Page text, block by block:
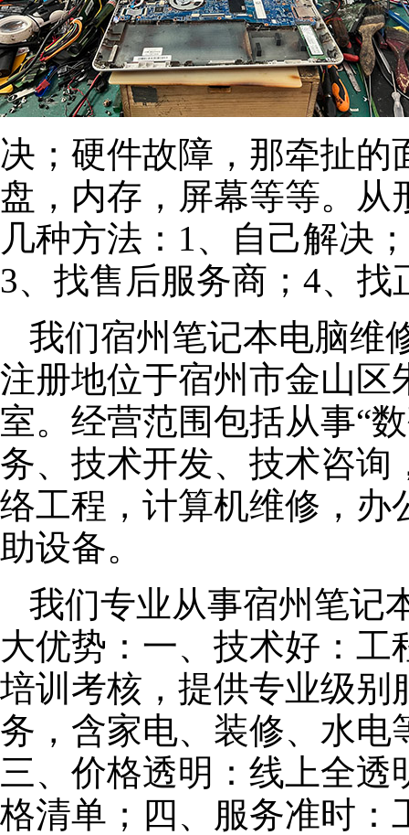
决；硬件故障，那牵扯的
盘，内存，屏幕等等。从
几种方法：1、自己解决
3、找售后服务商；4、找
我们宿州笔记本电脑维
注册地位于宿州市金山区
室。经营范围包括从事“
务、技术开发、技术咨询
络工程，计算机维修，办
助设备。
我们专业从事宿州笔记
大优势：一、技术好：
培训考核，提供专业级别
务，含家电、装修、水电
三、价格透明：线上全
格清单；四、服务准时：